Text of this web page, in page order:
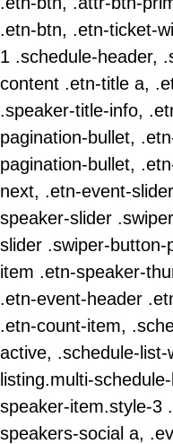
.etn-btn, .etn-ticket-
1 .schedule-header,
content .etn-title a,
.speaker-title-info,
pagination-bullet,
pagination-bullet,
next, .etn-event-
speaker-slider
slider .swiper-
item .etn-speaker-
.etn-event-header
.etn-count-item,
active, .schedule-
listing.multi-
speaker-item.style-3
speakers-social a,